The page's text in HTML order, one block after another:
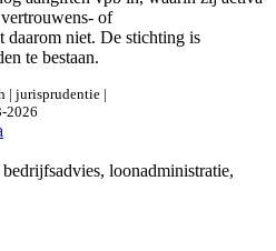
of
daarom niet. De stichting is
te bestaan.
| jurisprudentie |
2026
loonadministratie,